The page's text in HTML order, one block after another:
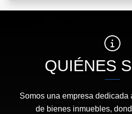
QUIÉNES
Somos una empresa dedicada
de bienes inmuebles,